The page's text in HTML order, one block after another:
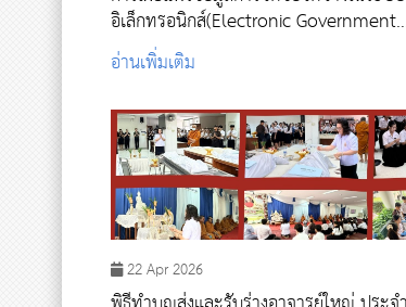
อิเล็กทรอนิกส์(Electronic Government
Procurement : E-GP)
อ่านเพิ่มเติม
22 Apr 2026